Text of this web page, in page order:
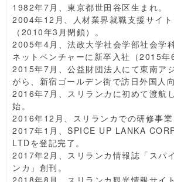
1982年7月、東京都世田谷区生まれ。
2004年12月、人材業界就職支援サイ
（2010年3月閉鎖）。
2005年4月、法政大学社会学部社会学
ネットベンチャーに新卒入社（2015年6
2015年7月、公益財団法人にて東南ア
がら、新宿ゴールデン街で訪日外国人
2016年7月、スリランカに初めて渡航
始。
2016年12月、スリランカでの研修事業
2017年1月、SPICE UP LANKA
LTDを登記完了。
2017年2月、スリランカ情報誌「スパ
ンカ」創刊。
2018年8月、スリランカ観光情報サイ